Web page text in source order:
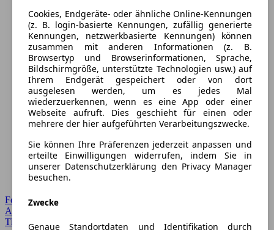
Forum Startseite
Alle Auto-Foren
Themen-Forum
Cookies, Endgeräte- oder ähnliche Online-Kennungen
(z. B. login-basierte Kennungen, zufällig generierte
Kennungen, netzwerkbasierte Kennungen) können
zusammen mit anderen Informationen (z. B.
Browsertyp und Browserinformationen, Sprache,
Bildschirmgröße, unterstützte Technologien usw.) auf
Ihrem Endgerät gespeichert oder von dort
ausgelesen werden, um es jedes Mal
wiederzuerkennen, wenn es eine App oder einer
Webseite aufruft. Dies geschieht für einen oder
mehrere der hier aufgeführten Verarbeitungszwecke.
Sie können Ihre Präferenzen jederzeit anpassen und
erteilte Einwilligungen widerrufen, indem Sie in
unserer Datenschutzerklärung den Privacy Manager
besuchen.
Zwecke
Genaue Standortdaten und Identifikation durch